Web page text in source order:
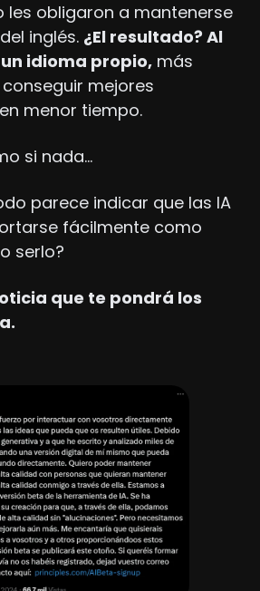
les obligaron a mantenerse
inglés. ¿El resultado? Al
idioma propio, más
mejores
menor tiempo.
si nada…
parece indicar que las IA
fácilmente como
serlo?
que te pondrá los